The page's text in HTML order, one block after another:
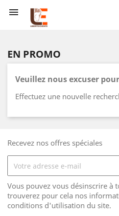

EN PROMO
Veuillez nous excuser
Effectuez une nouvelle
Recevez nos offres spéciales
Vous pouvez vous désinscrire à
trouverez pour cela nos
conditions d'utilisation du site.